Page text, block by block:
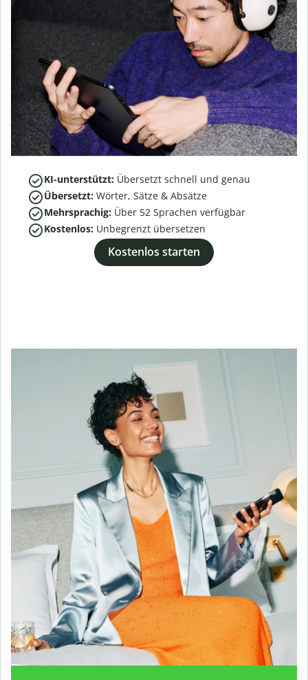
KI-unterstützt: Übersetzt schnell und genau
Übersetzt: Wörter, Sätze & Absätze
Mehrsprachig: Über 52 Sprachen verfügbar
Kostenlos: Unbegrenzt übersetzen
Kostenlos starten